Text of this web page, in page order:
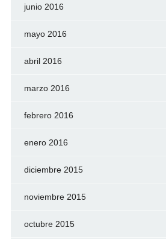
junio 2016
mayo 2016
abril 2016
marzo 2016
febrero 2016
enero 2016
diciembre 2015
noviembre 2015
octubre 2015